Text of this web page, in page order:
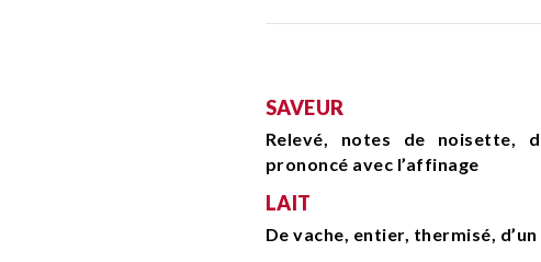
SAVEUR
Relevé, notes de noisette,
prononcé avec l’affinage
LAIT
De vache, entier, thermisé,